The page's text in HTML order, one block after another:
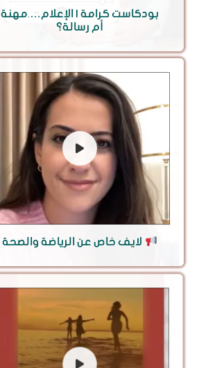
بودكاست كرامة | الإعلام….مهنة
أم رسالة؟
لايف خاص عن الرياضة والصحة